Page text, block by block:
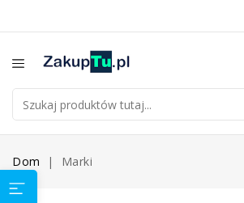
Dom Marki